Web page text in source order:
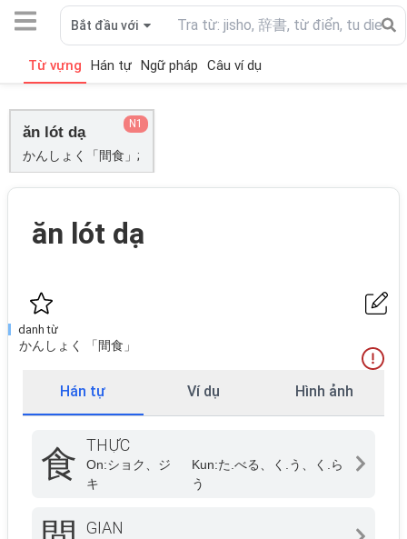
Bắt đầu với
Từ vựng Hán tự Ngữ pháp Câu ví dụ
ăn lót dạ
かんしょく「間食」;
N1
ăn lót dạ
danh từ
かんしょく 「間食」
Hán tự Ví dụ Hình ảnh
食 THỰC
On:ショク、ジ
キ
Kun:た.べる、く.う、く.ら
う
GIAN